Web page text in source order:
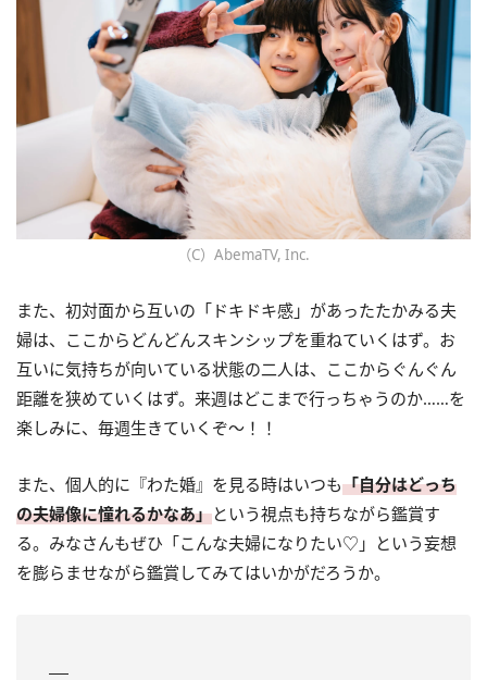
（C）AbemaTV, Inc.
また、初対面から互いの「ドキドキ感」があったたかみる夫
婦は、ここからどんどんスキンシップを重ねていくはず。お
互いに気持ちが向いている状態の二人は、ここからぐんぐん
距離を狭めていくはず。来週はどこまで行っちゃうのか……を
楽しみに、毎週生きていくぞ～！！
また、個人的に『わた婚』を見る時はいつも「自分はどっち
の夫婦像に憧れるかなあ」という視点も持ちながら鑑賞す
る。みなさんもぜひ「こんな夫婦になりたい♡」という妄想
を膨らませながら鑑賞してみてはいかがだろうか。